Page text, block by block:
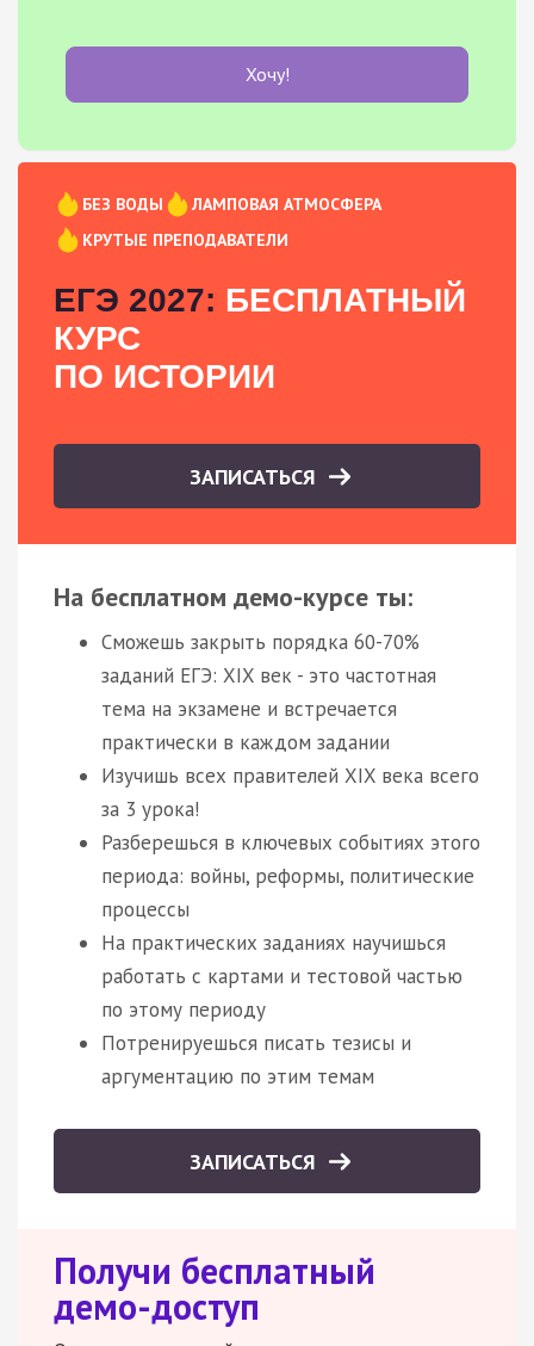
Хочу!
БЕЗ ВОДЫ
ЛАМПОВАЯ АТМОСФЕРА
КРУТЫЕ ПРЕПОДАВАТЕЛИ
ЕГЭ 2027: БЕСПЛАТНЫЙ
КУРС
ПО ИСТОРИИ
ЗАПИСАТЬСЯ
На бесплатном демо-курсе ты:
Сможешь закрыть порядка 60-70%
заданий ЕГЭ: XIX век - это частотная
тема на экзамене и встречается
практически в каждом задании
Изучишь всех правителей XIX века всего
за 3 урока!
Разберешься в ключевых событиях этого
периода: войны, реформы, политические
процессы
На практических заданиях научишься
работать с картами и тестовой частью
по этому периоду
Потренируешься писать тезисы и
аргументацию по этим темам
ЗАПИСАТЬСЯ
Получи бесплатный
демо-доступ